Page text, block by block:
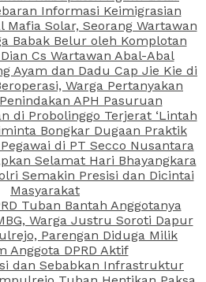
Informasi Keimigrasian
Mafia Solar, Seorang Wartawan
Babak Belur oleh Komplotan
Cs Wartawan Abal-Abal
Ayam dan Dadu Cap Jie Kie di
Warga Pertanyakan
APH Pasuruan
di Probolinggo Terjerat ‘Lintah
Bongkar Dugaan Praktik
di PT Secco Nusantara
Selamat Hari Bhayangkara
Semakin Presisi dan Dicintai
Masyarakat
Tuban Bantah Anggotanya
Warga Justru Soroti Dapur
Parengan Diduga Milik
Anggota DPRD Aktif
dan Sebabkan Infrastruktur